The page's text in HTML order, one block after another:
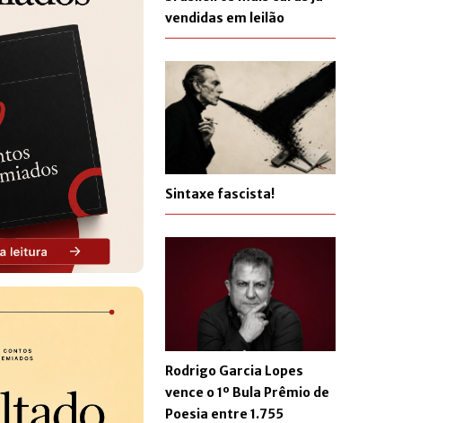
vendidas em leilão
Sintaxe fascista!
Rodrigo Garcia Lopes
vence o 1º Bula Prêmio de
Poesia entre 1.755